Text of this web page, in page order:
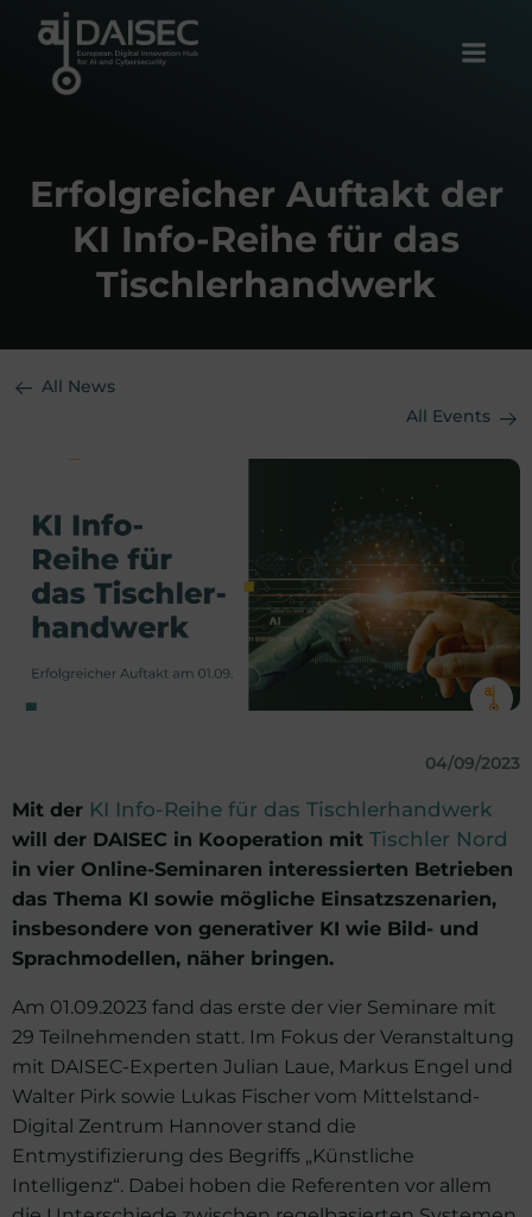
Erfolgreicher Auftakt der
KI Info-Reihe für das
Tischlerhandwerk
All News
All Events
04/09/2023
Mit der KI Info-Reihe für das Tischlerhandwerk
will der DAISEC in Kooperation mit Tischler Nord
in vier Online-Seminaren interessierten Betrieben
das Thema KI sowie mögliche Einsatzszenarien,
insbesondere von generativer KI wie Bild- und
Sprachmodellen, näher bringen.
Am 01.09.2023 fand das erste der vier Seminare mit
29 Teilnehmenden statt. Im Fokus der Veranstaltung
mit DAISEC-Experten Julian Laue, Markus Engel und
Walter Pirk sowie Lukas Fischer vom Mittelstand-
Digital Zentrum Hannover stand die
Entmystifizierung des Begriffs „Künstliche
Intelligenz“. Dabei hoben die Referenten vor allem